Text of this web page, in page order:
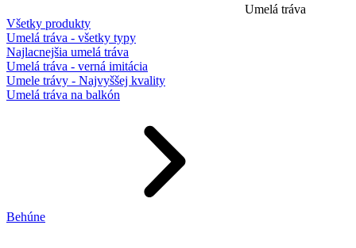
Umelá tráva
Všetky produkty
Umelá tráva - všetky typy
Najlacnejšia umelá tráva
Umelá tráva - verná imitácia
Umele trávy - Najvyššej kvality
Umelá tráva na balkón
Behúne